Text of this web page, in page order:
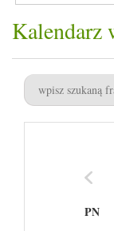
Kalendarz
PN